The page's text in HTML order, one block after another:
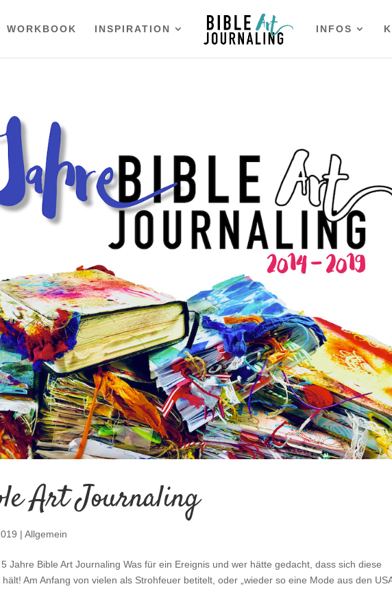
WORKBOOK INSPIRATION INFOS
Art Journaling
|Allgemein
Jahre Bible Art Journaling Was für ein Ereignis und wer hätte gedacht, dass sich diese
Am Anfang von vielen als Strohfeuer betitelt, oder „wieder so eine Mode aus den